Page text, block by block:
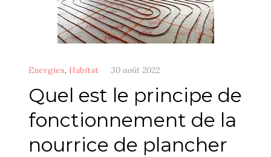
Energies, Habitat 30 août 2022
Quel est le principe de
fonctionnement de la
nourrice de plancher